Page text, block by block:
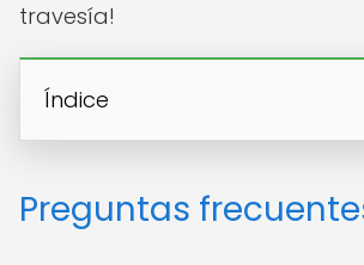
travesía!
Índice
Preguntas